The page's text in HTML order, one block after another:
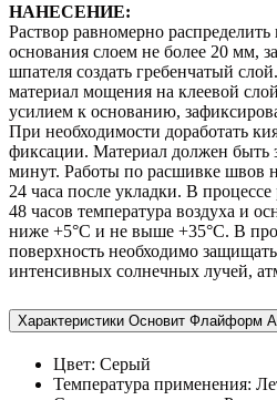
НАНЕСЕНИЕ:
Раствор равномерно
основания слоем не более 20 мм,
шпателя создать гребенчатый
материал мощения на клеевой
усилием к основанию,
При необходимости доработать
фиксации. Материал должен быть
минут. Работы по расшивке швов
24 часа после укладки. В
48 часов температура воздуха и
ниже +5°С и не выше +35°С. В
поверхность необходимо
интенсивных солнечных лучей,
Характеристики Основит Флайформ
Цвет: Серый
Температура применения: